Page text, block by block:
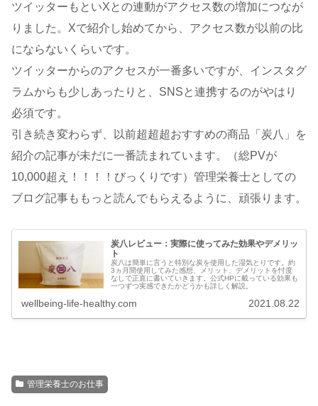
ツイッターもといXとの連動がアクセス数の増加につなが
りました。Xで紹介し始めてから、アクセス数が以前の比
にならないくらいです。
ツイッターからのアクセスが一番多いですが、インスタグ
ラムからも少しあったりと、SNSと連携するのがやはり
必須です。
引き続き変わらず、以前超超超おすすめの商品「炭八」を
紹介の記事が未だに一番読まれています。（総PVが
10,000超え！！！！びっくりです）管理栄養士としての
ブログ記事ももっと読んでもらえるように、頑張ります。
炭八レビュー：実際に使ってみた効果やデメリッ
ト
炭八は簡単に言うと特別な炭を使用した湿気とりです。約
3ヵ月間使用してみた感想、メリット、デメリットを忖度
なしで正直に書いていきます。公式HPに載っている効果も
一つずつ実感できたかどうかも詳しく解説。
wellbeing-life-healthy.com 2021.08.22
管理栄養士のお仕事